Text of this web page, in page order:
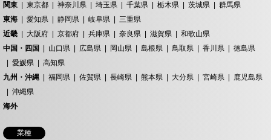
関東
東京都 神奈川県 埼玉県 千葉県 栃木県 茨城県
群馬県
東海
愛知県 静岡県 岐阜県
三重県
近畿
大阪府 京都府 兵庫県 奈良県 滋賀県
和歌山県
中国・四国
山口県 広島県 岡山県 島根県 鳥取県 香川県
徳島県
愛媛県
高知県
九州・沖縄
福岡県 佐賀県 長崎県 熊本県 大分県 宮崎県
鹿児島県
沖縄県
海外
業種